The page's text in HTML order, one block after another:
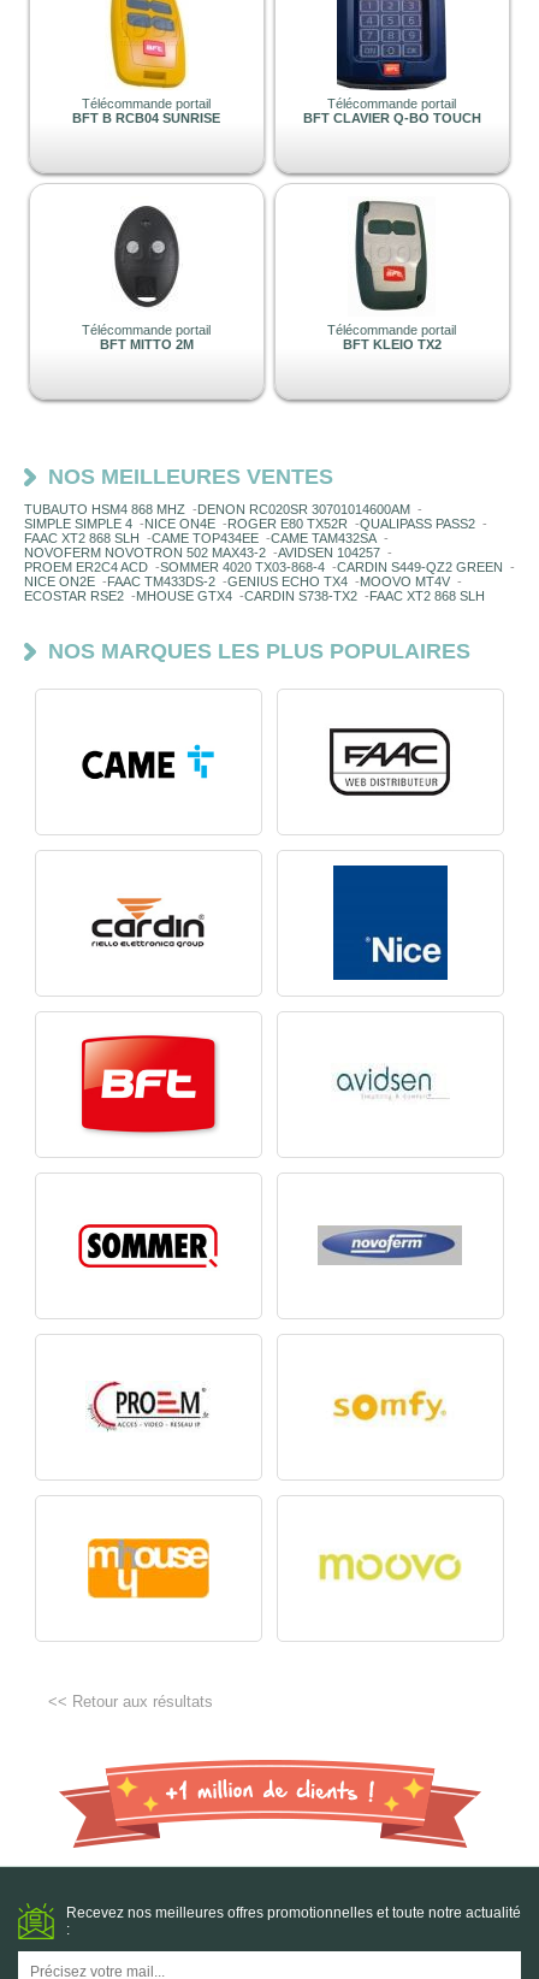
Télécommande portail
BFT B RCB04 SUNRISE
Télécommande portail
BFT CLAVIER Q-BO TOUCH
Télécommande portail
BFT MITTO 2M
Télécommande portail
BFT KLEIO TX2
NOS MEILLEURES VENTES
TUBAUTO HSM4 868 MHZ - DENON RC020SR 30701014600AM -
SIMPLE SIMPLE 4 -NICE ON4E - ROGER E80 TX52R -QUALIPASS PASS2 -
FAAC XT2 868 SLH
-CAME TOP434EE -CAME TAM432SA-
NOVOFERM NOVOTRON 502 MAX43-2 -AVIDSEN 104257 -
PROEM ER2C4 ACD -SOMMER 4020 TX03-868-4 -CARDIN S449-QZ2 GREEN -
NICE ON2E - FAAC TM433DS-2 -GENIUS ECHO TX4 -MOOVO MT4V -
ECOSTAR RSE2 -MHOUSE GTX4 -CARDIN S738-TX2 - FAAC XT2 868 SLH
NOS MARQUES LES PLUS POPULAIRES
<< Retour aux résultats
Recevez nos meilleures offres promotionnelles et toute notre actualité
: